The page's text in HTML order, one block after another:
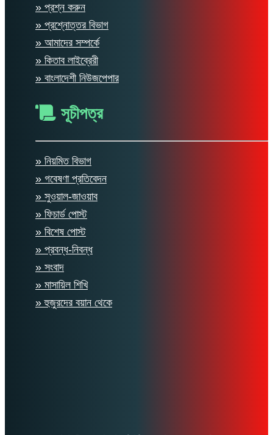
» প্রশ্ন করুন
» প্রশ্নোত্তর বিভাগ
» আমাদের সম্পর্কে
» কিতাব লাইব্রেরী
» বাংলাদেশী নিউজপেপার
সূচীপত্র
» নিয়মিত বিভাগ
» গবেষণা প্রতিবেদন
» সুওয়াল-জাওয়াব
» ফিচার্ড পোস্ট
» বিশেষ পোস্ট
» প্রবন্ধ-নিবন্ধ
» সংবাদ
» মাসায়িল শিখি
» হুজুরদের বয়ান থেকে